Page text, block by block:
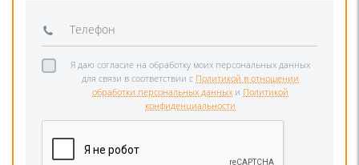
Я даю согласие на обработку моих персональных данных
для связи в соответствии с Политикой в отношении
обработки персональных данных и Политикой
конфиденциальности